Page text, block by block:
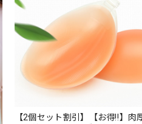
【2個セット割引】【お得‼】肉